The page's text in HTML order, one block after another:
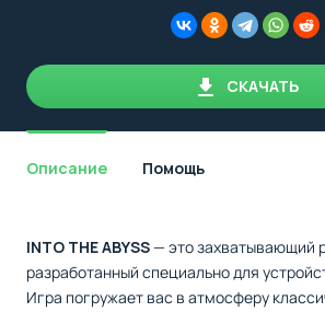
СКАЧАТЬ
Описание Помощь
INTO THE ABYSS— это захватывающий
разработанный специально для
Игра погружает вас в атмосферу